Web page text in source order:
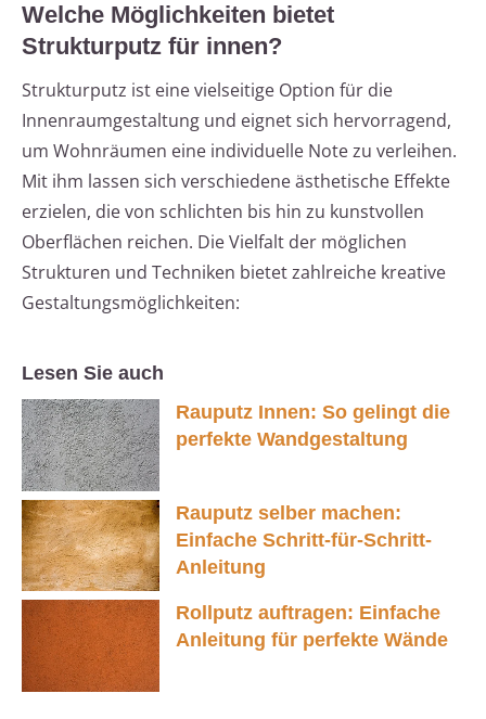
Welche Möglichkeiten bietet
Strukturputz für innen?
Strukturputz ist eine vielseitige Option für die
Innenraumgestaltung und eignet sich hervorragend,
um Wohnräumen eine individuelle Note zu verleihen.
Mit ihm lassen sich verschiedene ästhetische Effekte
erzielen, die von schlichten bis hin zu kunstvollen
Oberflächen reichen. Die Vielfalt der möglichen
Strukturen und Techniken bietet zahlreiche kreative
Gestaltungsmöglichkeiten:
Lesen Sie auch
Rauputz Innen: So gelingt die
perfekte Wandgestaltung
Rauputz selber machen:
Einfache Schritt-für-Schritt-
Anleitung
Rollputz auftragen: Einfache
Anleitung für perfekte Wände